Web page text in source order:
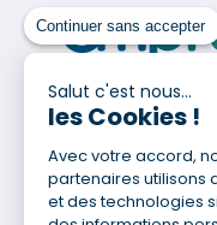
Continuer sans accepter
Salut c'est nous...
les Cookies !
Avec votre accord,
partenaires utilisons
et des technologies
Pour en savoir
Qui sommes-
Site du Groupe